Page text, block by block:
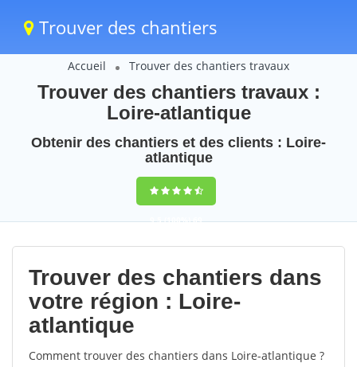
Trouver des chantiers
Accueil Trouver des chantiers travaux
Trouver des chantiers travaux :
Loire-atlantique
Obtenir des chantiers et des clients : Loire-
atlantique
9,5(100%)69
votes
Trouver des chantiers dans
votre région : Loire-
atlantique
Comment trouver des chantiers dans Loire-atlantique ?